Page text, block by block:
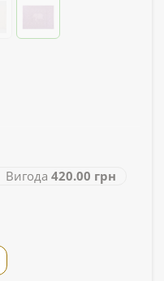
Вигода 420.00 грн